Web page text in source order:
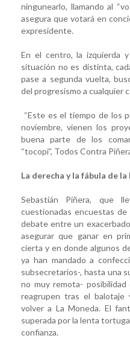
ningunearlo, llamando al
asegura que votará en
expresidente.
En el centro, la izquierda
situación no es distinta,
pase a segunda vuelta,
del progresismo a cualquier
“Este es el tiempo de los
noviembre, vienen los
buena parte de los
“tocopi”, Todos Contra
La derecha y la fábula de
Sebastián Piñera, que
cuestionadas encuestas
debate entre un
asegurar que ganar en
cierta y en donde algunos
ya han mandado a
subsecretarios-, hasta una
no muy remota-
reagrupen tras el
volver a La Moneda. El
superada por la lenta
confianza.